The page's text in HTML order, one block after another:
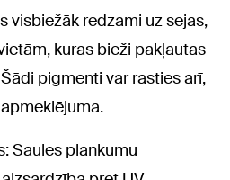
visbiežāk redzami uz sejas,
kuras bieži pakļautas
pigmenti var rasties arī,
Saules plankumu